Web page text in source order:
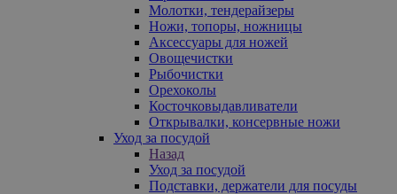
Молотки, тендерайзеры
Ножи, топоры, ножницы
Аксессуары для ножей
Овощечистки
Рыбочистки
Орехоколы
Косточковыдавливатели
Открывалки, консервные ножи
Уход за посудой
Назад
Уход за посудой
Подставки, держатели для посуды